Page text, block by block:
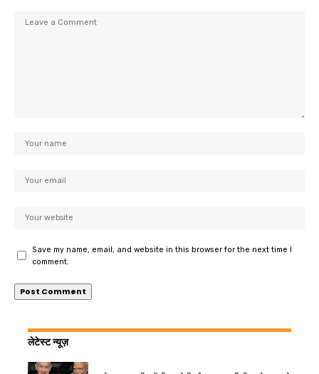
Save my name, email, and website in this browser for the next time I
comment.
लेटेस्ट न्यूज़